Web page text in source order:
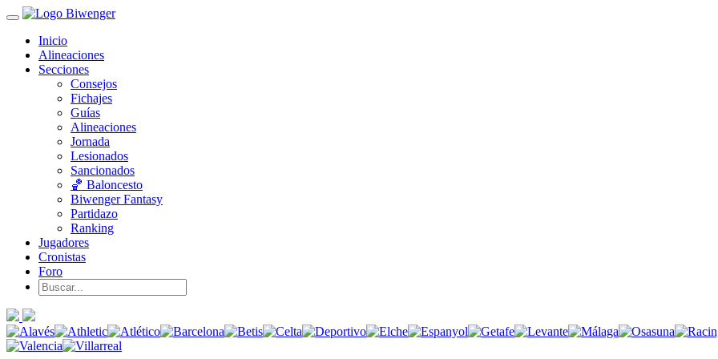
Inicio
Alineaciones
Secciones
Consejos
Fichajes
Guías
Alineaciones
Jornada
Lesionados
Sancionados
🏀 Baloncesto
Biwenger Fantasy
Partidazo
Ranking
Jugadores
Cronistas
Foro